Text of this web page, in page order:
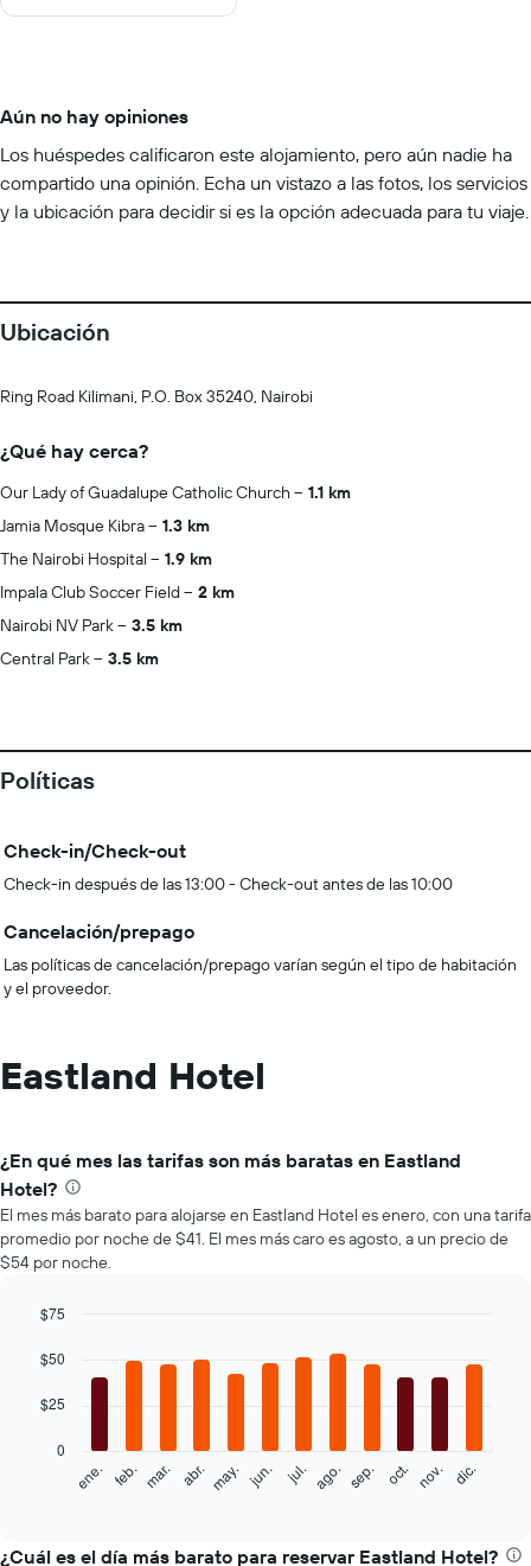
Aún no hay opiniones
Los huéspedes calificaron este alojamiento, pero aún nadie ha
compartido una opinión. Echa un vistazo a las fotos, los servicios
y la ubicación para decidir si es la opción adecuada para tu viaje.
Ubicación
Ring Road Kilimani, P.O. Box 35240, Nairobi
¿Qué hay cerca?
Our Lady of Guadalupe Catholic Church
1.1 km
Jamia Mosque Kibra
1.3 km
The Nairobi Hospital
1.9 km
Impala Club Soccer Field
2 km
Nairobi NV Park
3.5 km
Central Park
3.5 km
Políticas
Check-in/Check-out
Check-in después de las 13:00 - Check-out antes de las 10:00
Cancelación/prepago
Las políticas de cancelación/prepago varían según el tipo de habitación
y el proveedor.
Eastland Hotel
¿En qué mes las tarifas son más baratas en Eastland
Hotel?
El mes más barato para alojarse en Eastland Hotel es enero, con una tarifa
promedio por noche de $41. El mes más caro es agosto, a un precio de
$54 por noche.
chart
12
bars.
siguiente
el
graphic.
ene. feb. mar. abr. may. jun. jul. ago. sep. oct. nov. dic.
0
$25
$50
$75
¿Cuál es el día más barato para reservar Eastland Hotel?